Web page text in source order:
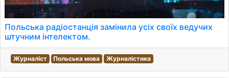
Польська радіостанція замінила усіх своїх ведучих
штучним інтелектом.
Журналіст Польська мова Журналістика